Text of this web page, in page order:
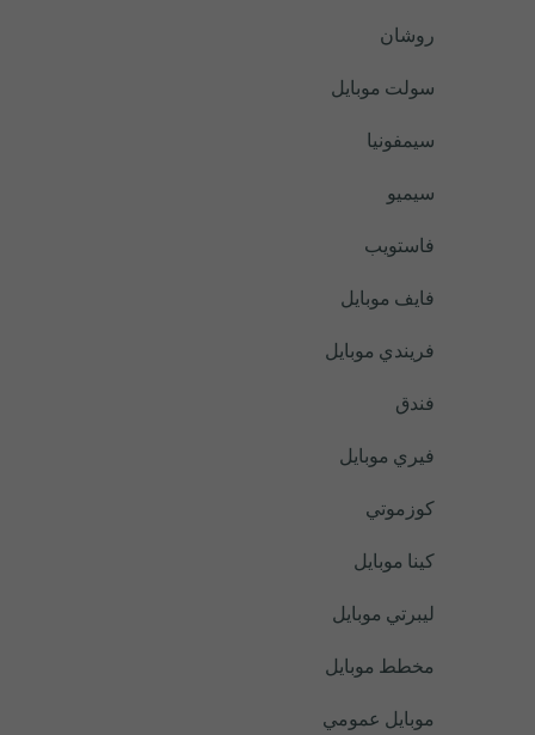
روشان
سولت موبايل
سيمفونيا
سيميو
فاستويب
فايف موبايل
فريندي موبايل
فندق
فيري موبايل
كوزموتي
كينا موبايل
ليبرتي موبايل
مخطط موبايل
موبايل عمومي